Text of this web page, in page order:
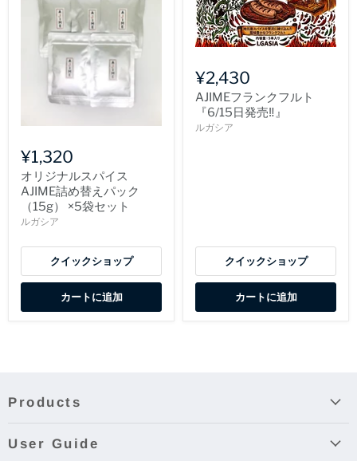
¥1,320
オリジナルスパイス
AJIME詰め替えパック
（15g） ×5袋セット
ルガシア
クイックショップ
カートに追加
¥2,430
AJIMEフランクフルト
『6/15日発売‼』
ルガシア
クイックショップ
カートに追加
Products
User Guide